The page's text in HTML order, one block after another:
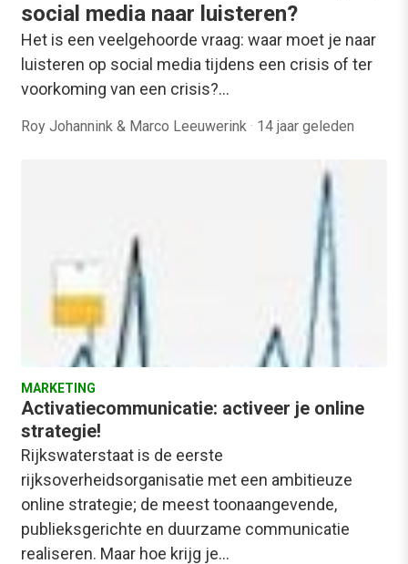
social media naar luisteren?
Het is een veelgehoorde vraag: waar moet je naar
luisteren op social media tijdens een crisis of ter
voorkoming van een crisis?…
Roy Johannink & Marco Leeuwerink · 14 jaar geleden
MARKETING
Activatiecommunicatie: activeer je online
strategie!
Rijkswaterstaat is de eerste
rijksoverheidsorganisatie met een ambitieuze
online strategie; de meest toonaangevende,
publieksgerichte en duurzame communicatie
realiseren. Maar hoe krijg je…